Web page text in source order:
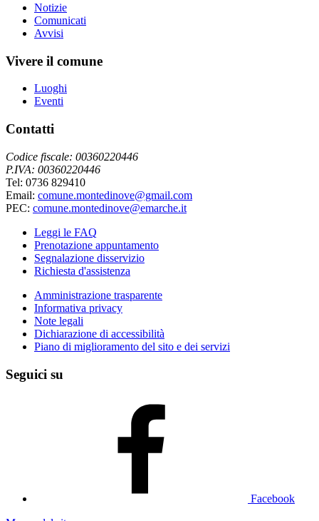
Notizie
Comunicati
Avvisi
Vivere il comune
Luoghi
Eventi
Contatti
Codice fiscale: 00360220446
P.IVA: 00360220446
Tel: 0736 829410
Email: comune.montedinove@gmail.com
PEC: comune.montedinove@emarche.it
Leggi le FAQ
Prenotazione appuntamento
Segnalazione disservizio
Richiesta d'assistenza
Amministrazione trasparente
Informativa privacy
Note legali
Dichiarazione di accessibilità
Piano di miglioramento del sito e dei servizi
Seguici su
Facebook